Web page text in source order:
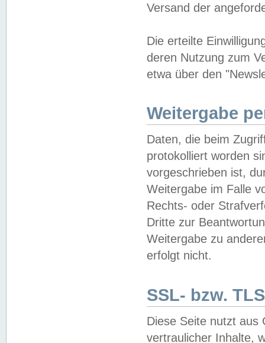
Versand der
Die erteilte
deren Nutzung zum
etwa über den
Weitergabe
Daten, die beim
protokolliert worden
vorgeschrieben ist,
Weitergabe im Falle
Rechts- oder
Dritte zur
Weitergabe zu
erfolgt nicht.
SSL- bzw.
Diese Seite nutzt aus
vertraulicher Inhalte,